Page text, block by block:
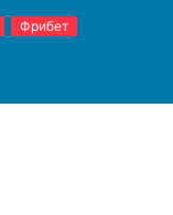
Фрибет